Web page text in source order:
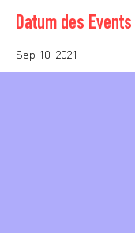
Datum des Events
Sep 10, 2021